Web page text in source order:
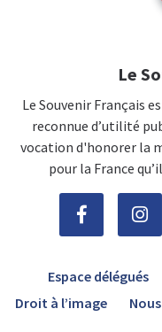
Le
Le Souvenir Français
reconnue d’utilité
vocation d'honorer la
pour la France
Espace délégués
Droit à l’image